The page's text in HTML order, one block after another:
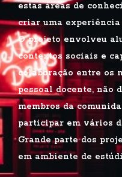
estas áreas de
criar uma
Oprojeto envolveu
contextos sociais e
colaboração entre os
pessoal docente, não
membros da
participar em vários
Grande parte dos
emambiente de